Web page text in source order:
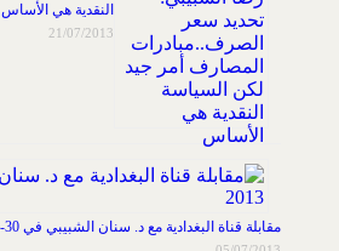
النقدية هي الأساس
21/07/2013
مقابلة قناة البغدادية مع د. سنان الشبيبي في 30-06-2013